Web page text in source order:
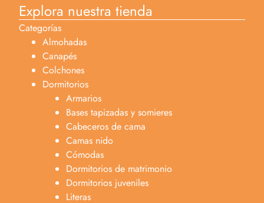
Explora nuestra tienda
Categorías
Almohadas
Canapés
Colchones
Dormitorios
Armarios
Bases tapizadas y somieres
Cabeceros de cama
Camas nido
Cómodas
Dormitorios de matrimonio
Dormitorios juveniles
Literas